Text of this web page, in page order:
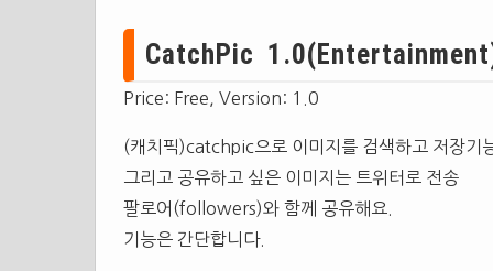
CatchPic
Price: Free, Version: 1.0
(캐치픽)catchpic으로 이미지를 검색하고 저장기
그리고 공유하고 싶은 이미지는 트위터로 전송
팔로어(followers)와 함께 공유해요.
기능은 간단합니다.